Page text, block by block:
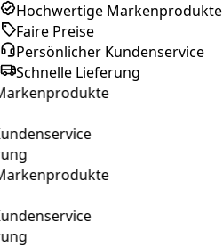
Hochwertige Markenprodukte
Faire Preise
Persönlicher Kundenservice
Schnelle Lieferung